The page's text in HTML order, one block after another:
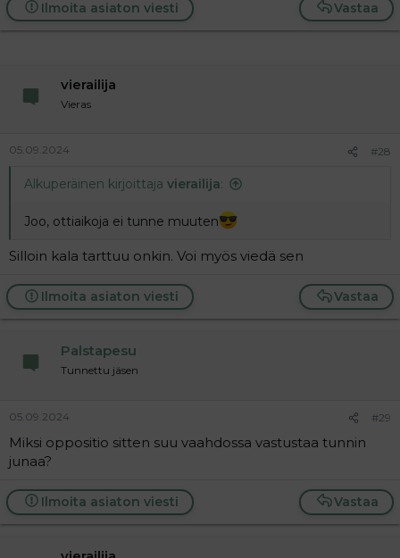
Vastaa
Ilmoita asiaton viesti
vierailija
Vieras
05.09.2024 #28
Alkuperäinen kirjoittaja vierailija:
Joo, ottiaikoja ei tunne muuten
Silloin kala tarttuu onkin. Voi myös viedä sen
Vastaa
Ilmoita asiaton viesti
Palstapesu
Tunnettu jäsen
05.09.2024 #29
Miksi oppositio sitten suu vaahdossa vastustaa tunnin
junaa?
Vastaa
Ilmoita asiaton viesti